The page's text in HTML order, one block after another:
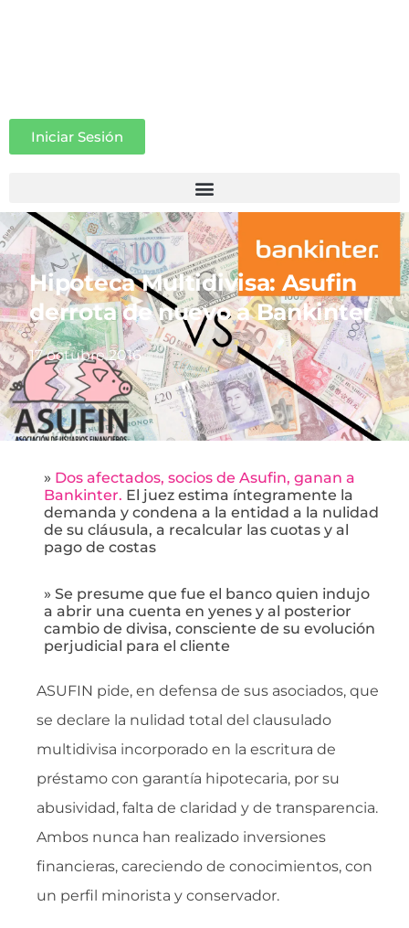
Iniciar Sesión
Hipoteca Multidivisa: Asufin
derrota de nuevo a Bankinter
17 octubre 2016
» Dos afectados, socios de Asufin, ganan a
Bankinter. El juez estima íntegramente la
demanda y condena a la entidad a la nulidad
de su cláusula, a recalcular las cuotas y al
pago de costas
» Se presume que fue el banco quien indujo
a abrir una cuenta en yenes y al posterior
cambio de divisa, consciente de su evolución
perjudicial para el cliente
ASUFIN pide, en defensa de sus asociados, que
se declare la nulidad total del clausulado
multidivisa incorporado en la escritura de
préstamo con garantía hipotecaria, por su
abusividad, falta de claridad y de transparencia.
Ambos nunca han realizado inversiones
financieras, careciendo de conocimientos, con
un perfil minorista y conservador.